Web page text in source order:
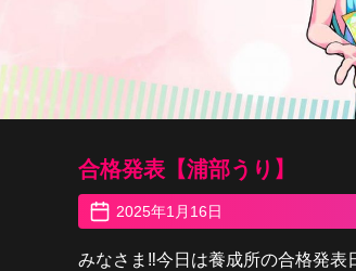
合格発表【浦部うり】
2025年1月16日
みなさま‼️今日は養成所の合格発表